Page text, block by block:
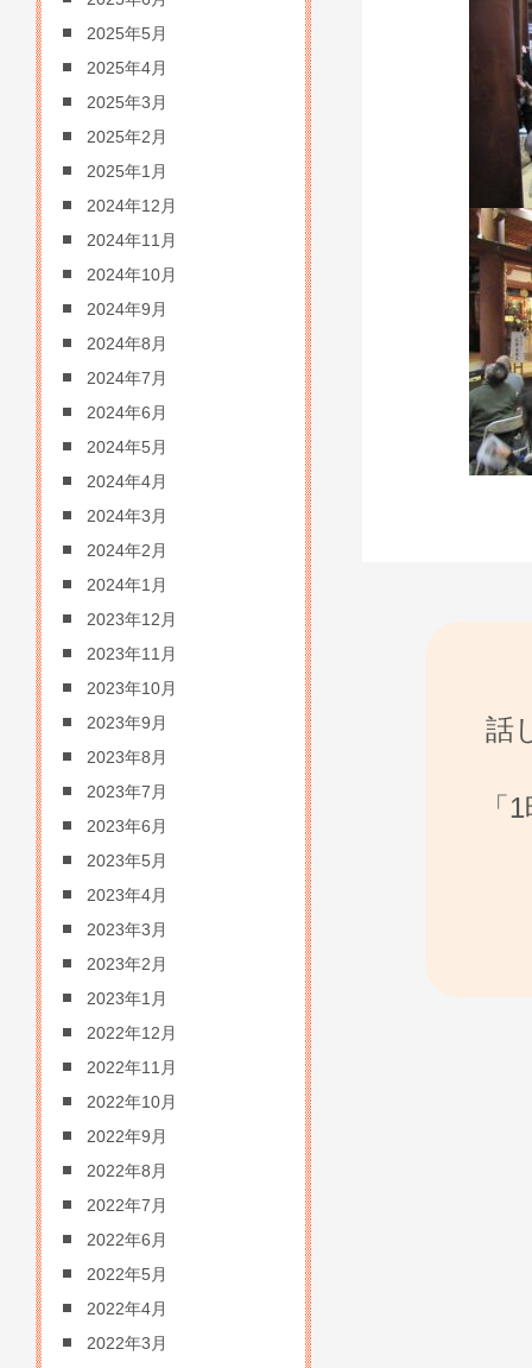
話
「
2025年5月
2025年4月
2025年3月
2025年2月
2025年1月
2024年12月
2024年11月
2024年10月
2024年9月
2024年8月
2024年7月
2024年6月
2024年5月
2024年4月
2024年3月
2024年2月
2024年1月
2023年12月
2023年11月
2023年10月
2023年9月
2023年8月
2023年7月
2023年6月
2023年5月
2023年4月
2023年3月
2023年2月
2023年1月
2022年12月
2022年11月
2022年10月
2022年9月
2022年8月
2022年7月
2022年6月
2022年5月
2022年4月
2022年3月